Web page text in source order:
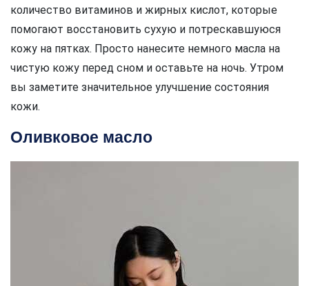
количество витаминов и жирных кислот, которые
помогают восстановить сухую и потрескавшуюся
кожу на пятках. Просто нанесите немного масла на
чистую кожу перед сном и оставьте на ночь. Утром
вы заметите значительное улучшение состояния
кожи.
Оливковое масло